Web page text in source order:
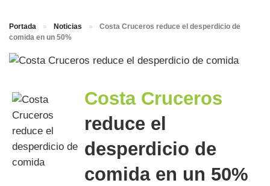
Portada » Noticias »
Costa Cruceros reduce el desperdicio de
comida en un 50%
Costa Cruceros
reduce el
desperdicio de
comidaen un 50%